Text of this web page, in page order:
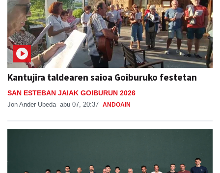
Kantujira taldearen saioa Goiburuko festetan
SAN ESTEBAN JAIAK GOIBURUN 2026
Jon Ander Ubeda abu 07, 20:37 ANDOAIN